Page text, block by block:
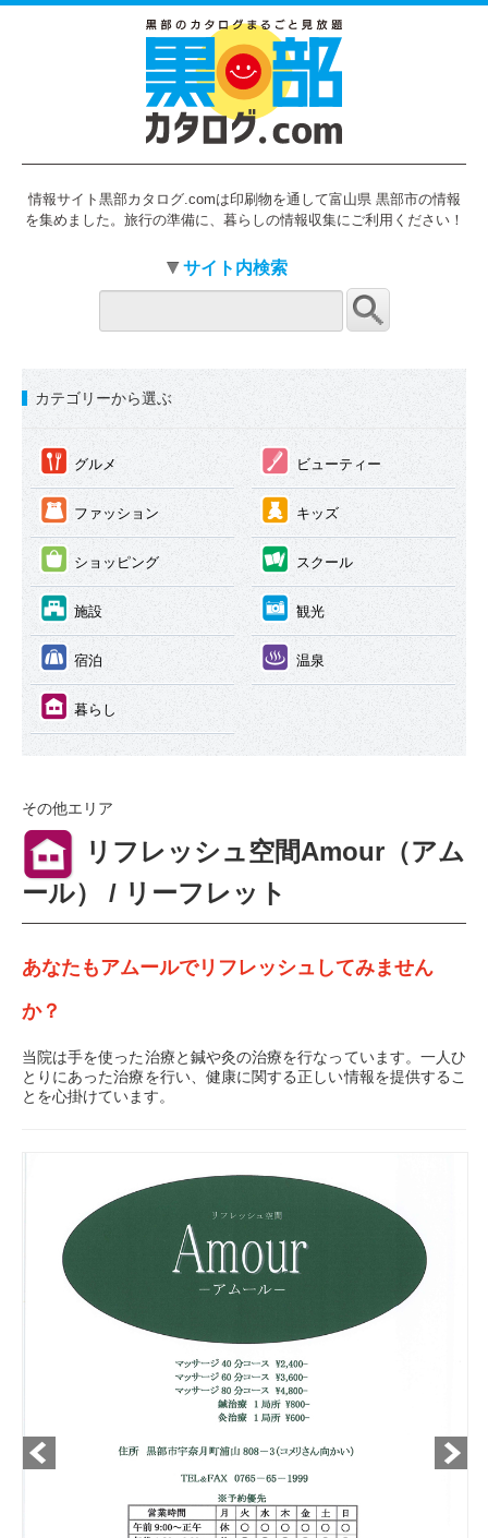
情報サイト黒部カタログ.comは印刷物を通して富山県 黒部市の情報
を集めました。旅行の準備に、暮らしの情報収集にご利用ください！
サイト内検索
カテゴリーから選ぶ
① グルメ ② ビューティー
③ ファッション ④ キッズ
⑤ ショッピング ⑥ スクール
⑦ 施設 ⑧ 観光
⑨ 宿泊 ⑩ 温泉
⑪ 暮らし
その他エリア
⑪
リフレッシュ空間Amour（アム
ール） / リーフレット
あなたもアムールでリフレッシュしてみません
か？
当院は手を使った治療と鍼や灸の治療を行なっています。一人ひ
とりにあった治療を行い、健康に関する正しい情報を提供するこ
とを心掛けています。